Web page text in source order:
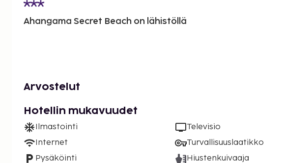
Ahangama Secret Beach on lähistöllä
Arvostelut
Hotellin mukavuudet
Ilmastointi
Internet
Pysäköinti
Televisio
Turvallisuuslaatikko
Hiustenkuivaaja